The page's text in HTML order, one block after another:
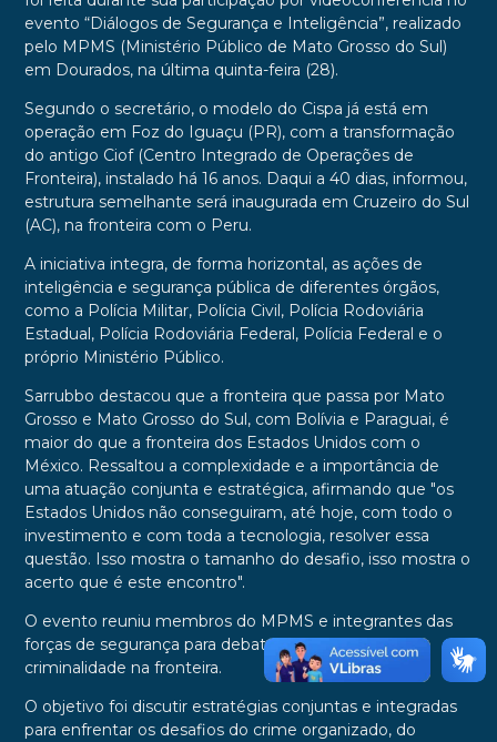
evento “Diálogos de Segurança e Inteligência”, realizado
pelo MPMS (Ministério Público de Mato Grosso do Sul)
em Dourados, na última quinta-feira (28).
Segundo o secretário, o modelo do Cispa já está em
operação em Foz do Iguaçu (PR), com a transformação
do antigo Ciof (Centro Integrado de Operações de
Fronteira), instalado há 16 anos. Daqui a 40 dias, informou,
estrutura semelhante será inaugurada em Cruzeiro do Sul
(AC), na fronteira com o Peru.
A iniciativa integra, de forma horizontal, as ações de
inteligência e segurança pública de diferentes órgãos,
como a Polícia Militar, Polícia Civil, Polícia Rodoviária
Estadual, Polícia Rodoviária Federal, Polícia Federal e o
próprio Ministério Público.
Sarrubbo destacou que a fronteira que passa por Mato
Grosso e Mato Grosso do Sul, com Bolívia e Paraguai, é
maior do que a fronteira dos Estados Unidos com o
México. Ressaltou a complexidade e a importância de
uma atuação conjunta e estratégica, afirmando que "os
Estados Unidos não conseguiram, até hoje, com todo o
investimento e com toda a tecnologia, resolver essa
questão. Isso mostra o tamanho do desafio, isso mostra o
acerto que é este encontro".
O evento reuniu membros do MPMS e integrantes das
forças de segurança para debater o combate à
criminalidade na fronteira.
O objetivo foi discutir estratégias conjuntas e integradas
para enfrentar os desafios do crime organizado, do